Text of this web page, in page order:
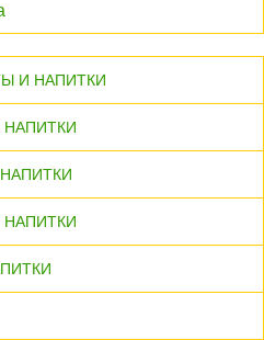
И НАПИТКИ
НАПИТКИ
НАПИТКИ